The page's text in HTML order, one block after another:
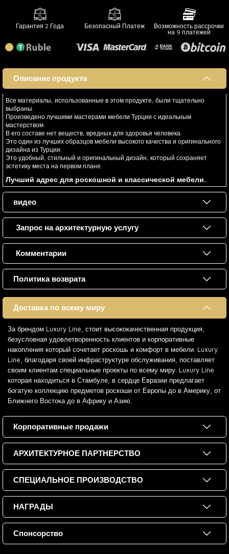
Гарантия 2 Года Безопасный Платеж
Возможность рассрочки
на 9 платежей
Описание продукта
Все материалы, использованные в этом продукте, были тщательно
выбраны.
Произведено лучшими мастерами мебели Турции с идеальным
мастерством.
В его составе нет веществ, вредных для здоровья человека.
Это один из лучших образцов мебели высокого качества и оригинального
дизайна из Турции.
Это удобный, стильный и оригинальный дизайн, который сохраняет
эстетику места на первом плане.
Лучший адрес для роскошной и классической мебели.
видео
Запрос на архитектурную услугу
Комментарии
Политика возврата
Доставка по всему миру
За брендом Luxury Line, стоит высококачественная продукция,
безусловная удовлетворенность клиентов и корпоративные
накопления который сочетает роскошь и комфорт в мебели. Luxury
Line, благодаря своей инфраструктуре обслуживания, поставляет
своим клиентам специальные проекты по всему миру. Luxury Line
которая находиться в Стамбуле, в сердце Евразии предлагает
богатую коллекцию предметов роскоши от Европы до в Америку, от
Ближнего Востока до в Африку и Азию.
Корпоративные продажи
АРХИТЕКТУРНОЕ ПАРТНЕРСТВО
СПЕЦИАЛЬНОЕ ПРОИЗВОДСТВО
НАГРАДЫ
Спонсорство